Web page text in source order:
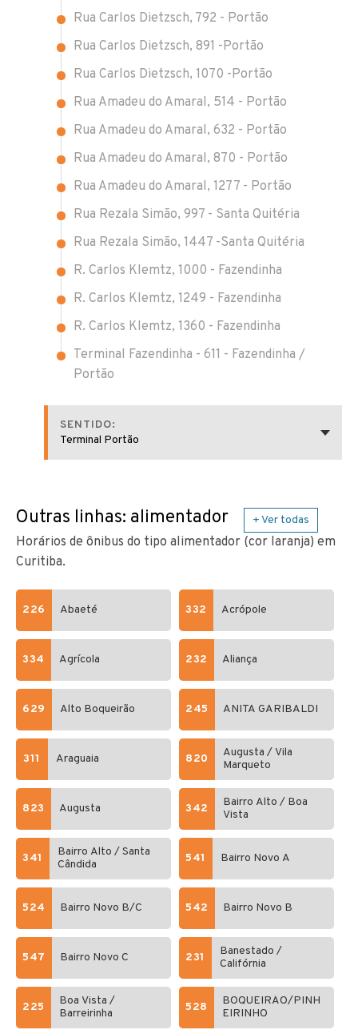
Rua Carlos Dietzsch, 792 - Portão
Rua Carlos Dietzsch, 891 -Portão
Rua Carlos Dietzsch, 1070 -Portão
Rua Amadeu do Amaral, 514 - Portão
Rua Amadeu do Amaral, 632 - Portão
Rua Amadeu do Amaral, 870 - Portão
Rua Amadeu do Amaral, 1277 - Portão
Rua Rezala Simão, 997 - Santa Quitéria
Rua Rezala Simão, 1447 -Santa Quitéria
R. Carlos Klemtz, 1000 - Fazendinha
R. Carlos Klemtz, 1249 - Fazendinha
R. Carlos Klemtz, 1360 - Fazendinha
Terminal Fazendinha - 611 - Fazendinha /
Portão
SENTIDO:
Terminal Portão
Outras linhas: alimentador + Ver todas
Horários de ônibus do tipo alimentador (cor laranja) em
Curitiba.
226 Abaeté 332 Acrópole
334 Agrícola 232 Aliança
629 Alto Boqueirão 245 ANITA GARIBALDI
311 Araguaia 820
Augusta / Vila
Marqueto
823 Augusta 342
Bairro Alto / Boa
Vista
341
Bairro Alto / Santa
Cândida
541 Bairro Novo A
524 Bairro Novo B/C 542 Bairro Novo B
547 Bairro Novo C 231
Banestado /
Califórnia
225
Boa Vista /
Barreirinha
528
BOQUEIRÃO/PINH
EIRINHO